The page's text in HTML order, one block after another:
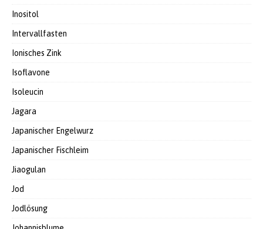
Inositol
Intervallfasten
Ionisches Zink
Isoflavone
Isoleucin
Jagara
Japanischer Engelwurz
Japanischer Fischleim
Jiaogulan
Jod
Jodlösung